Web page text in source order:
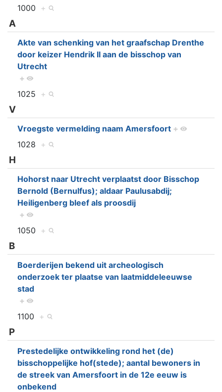
1000 +
A
Akte van schenking van het graafschap Drenthe
door keizer Hendrik II aan de bisschop van
Utrecht
+
1025 +
V
Vroegste vermelding naam Amersfoort +
1028 +
H
Hohorst naar Utrecht verplaatst door Bisschop
Bernold (Bernulfus); aldaar Paulusabdij;
Heiligenberg bleef als proosdij
+
1050 +
B
Boerderijen bekend uit archeologisch
onderzoek ter plaatse van laatmiddeleeuwse
stad
+
1100 +
P
Prestedelijke ontwikkeling rond het (de)
bisschoppelijke hof(stede); aantal bewoners in
de streek van Amersfoort in de 12e eeuw is
onbekend